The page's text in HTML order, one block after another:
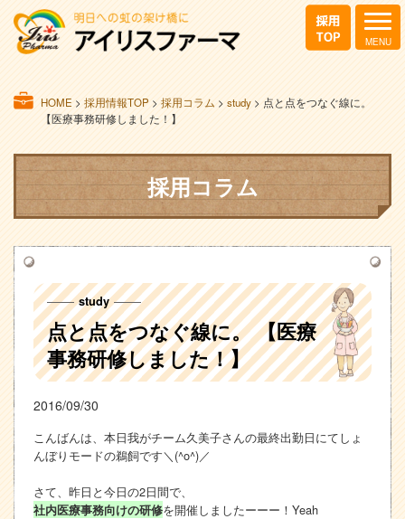
HOME > 採用情報TOP > 採用コラム > study > 点と点をつなぐ線に。
【医療事務研修しました！】
採用コラム
study
点と点をつなぐ線に。 【医療
事務研修しました！】
2016/09/30
こんばんは、本日我がチーム久美子さんの最終出勤日にてしょ
んぼりモードの鵜飼です＼(^o^)／
さて、昨日と今日の2日間で、
社内医療事務向けの研修を開催しましたーーー！Yeah